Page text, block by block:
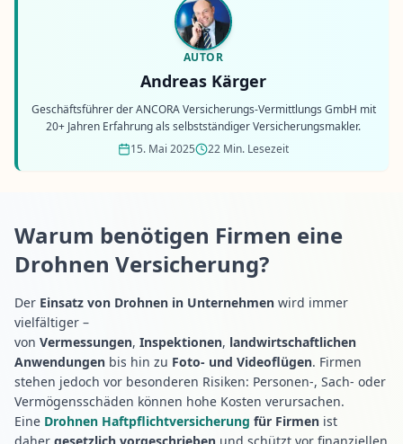
AUTOR
Andreas Kärger
Geschäftsführer der ANCORA Versicherungs-Vermittlungs GmbH mit
20+ Jahren Erfahrung als selbstständiger Versicherungsmakler.
15. Mai 2025
22 Min. Lesezeit
Warum benötigen Firmen eine
Drohnen Versicherung?
Der Einsatz von Drohnen in Unternehmen wird immer
vielfältiger –
von Vermessungen, Inspektionen, landwirtschaftlichen
Anwendungen bis hin zu Foto- und Videoflügen. Firmen
stehen jedoch vor besonderen Risiken: Personen-, Sach- oder
Vermögensschäden können hohe Kosten verursachen.
Eine Drohnen Haftpflichtversicherung für Firmen ist